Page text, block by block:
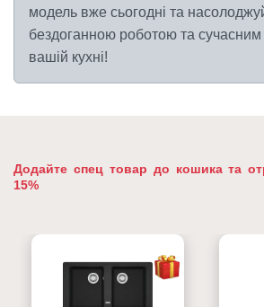
модель вже сьогодні та
бездоганною роботою та
вашій кухні!
Додайте спец товар до кошика та
15%